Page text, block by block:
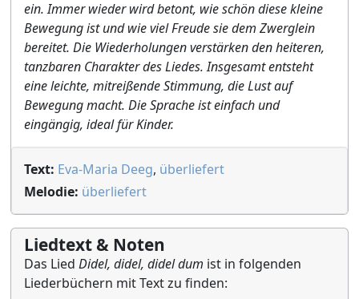
ein. Immer wieder wird betont, wie schön diese kleine
Bewegung ist und wie viel Freude sie dem Zwerglein
bereitet. Die Wiederholungen verstärken den heiteren,
tanzbaren Charakter des Liedes. Insgesamt entsteht
eine leichte, mitreißende Stimmung, die Lust auf
Bewegung macht. Die Sprache ist einfach und
eingängig, ideal für Kinder.
Text: Eva-Maria Deeg, überliefert
Melodie: überliefert
Liedtext & Noten
Das Lied Didel, didel, didel dum ist in folgenden
Liederbüchern mit Text zu finden: